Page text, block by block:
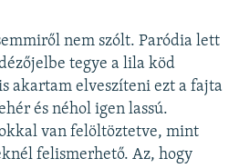
nem szólt. Paródia lett
tegye a lila köd
akartam elveszíteni ezt a fajta
és néhol igen lassú.
van felöltöztetve, mint
felismerhető. Az, hogy